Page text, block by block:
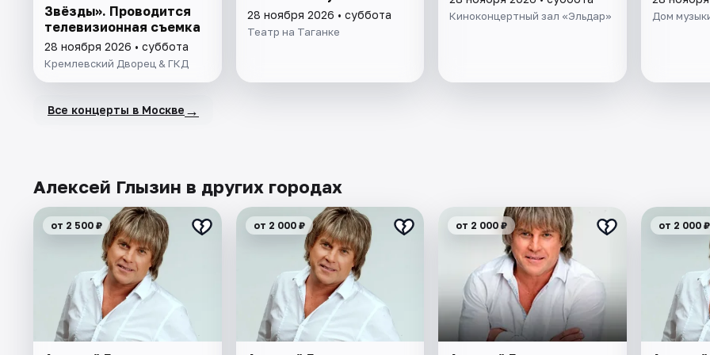
Звёзды». Проводится
телевизионная съемка
28 ноября 2026 • суббота
Кремлевский Дворец & ГКД
28 ноября 2026 • суббота
Театр на Таганке
Киноконцертный зал «Эльдар» Дом
Все концерты в Москве →
Алексей Глызин в других городах
от 2 500 ₽ от 2 000 ₽ от 2 000 ₽ от 2 000 ₽